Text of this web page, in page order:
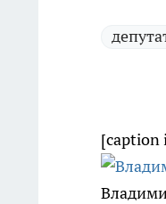
[caption